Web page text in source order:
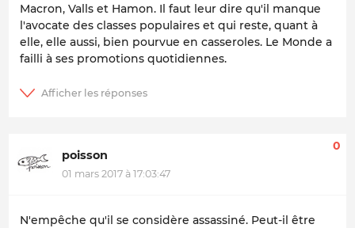
Macron, Valls et Hamon. Il faut leur dire qu'il manque
l'avocate des classes populaires et qui reste, quant à
elle, elle aussi, bien pourvue en casseroles. Le Monde a
failli à ses promotions quotidiennes.
poisson
01 mars 2017 à 17:03:47
0
N'empêche qu'il se considère assassiné. Peut-il être